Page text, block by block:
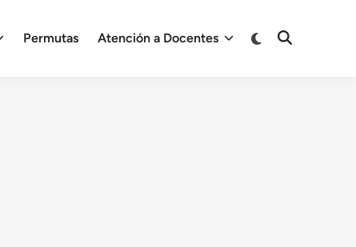
Permutas Atención a Docentes
Cambiar
Abrir